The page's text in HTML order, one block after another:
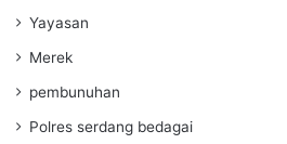
Yayasan
Merek
pembunuhan
Polres serdang bedagai